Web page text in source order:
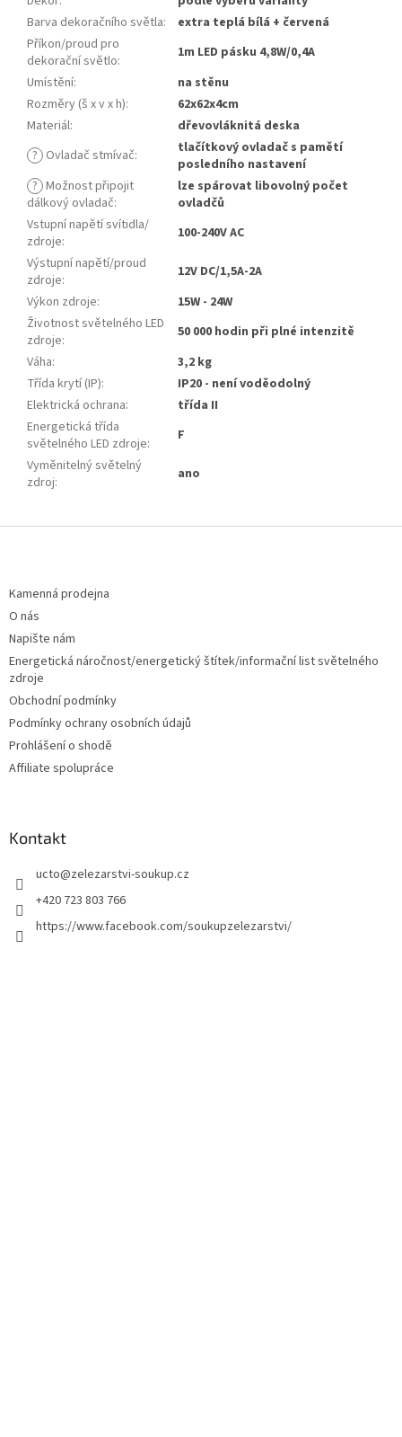
Barva dekoračního světla:
extra teplá bílá + červená
Příkon/proud pro
dekorační světlo:
1m LED pásku 4,8W/0,4A
Umístění:
na stěnu
Rozměry (š x v x h):
62x62x4cm
Materiál:
dřevovláknitá deska
? Ovladač stmívač:
tlačítkový ovladač s pamětí
posledního nastavení
? Možnost připojit
dálkový ovladač:
lze spárovat libovolný počet
ovladčů
Vstupní napětí svítidla/
zdroje:
100-240V AC
Výstupní napětí/proud
zdroje:
12V DC/1,5A-2A
Výkon zdroje:
15W - 24W
Životnost světelného LED
zdroje:
50 000 hodin při plné intenzitě
Váha:
3,2 kg
Třída krytí (IP):
IP20 - není voděodolný
Elektrická ochrana:
třída II
Energetická třída
světelného LED zdroje:
F
Vyměnitelný světelný
zdroj: ano
Kamenná prodejna
O nás
Napište nám
Energetická náročnost/energetický štítek/informační list světelného
zdroje
Obchodní podmínky
Podmínky ochrany osobních údajů
Prohlášení o shodě
Affiliate spolupráce
Kontakt
ucto@zelezarstvi-soukup.cz
+420 723 803 766
https://www.facebook.com/soukupzelezarstvi/